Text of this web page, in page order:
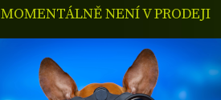
MOMENTÁLNĚ NENÍ V PRODEJI